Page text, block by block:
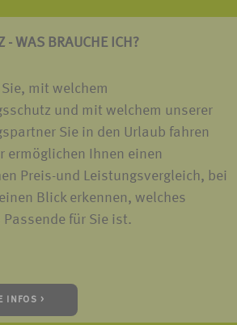
- WAS BRAUCHE ICH?
mit welchem
und mit welchem unserer
Sie in den Urlaub fahren
ermöglichen Ihnen einen
Preis-und Leistungsvergleich, bei
Blick erkennen, welches
Passende für Sie ist.
INFOS >